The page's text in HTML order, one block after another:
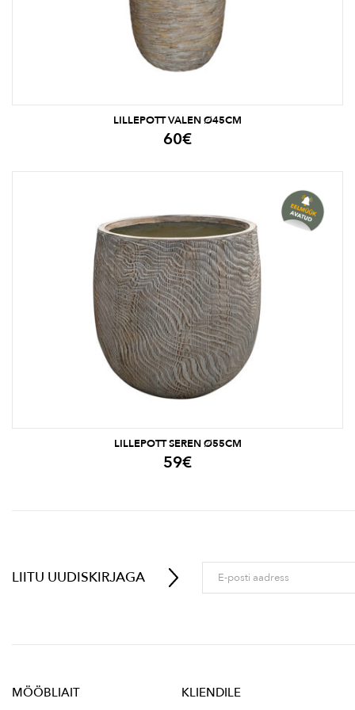
LILLEPOTT VALEN Ø45CM
60€
LILLEPOTT SEREN Ø55CM
59€
LIITU UUDISKIRJAGA
MÖÖBLIAIT KLIENDILE